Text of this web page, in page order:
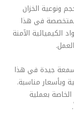
ونوعية الخزان
في هذا
الكيميائية الآمنة
سمعة جيدة في هذا
وبأسعار مناسبة.
بعملية